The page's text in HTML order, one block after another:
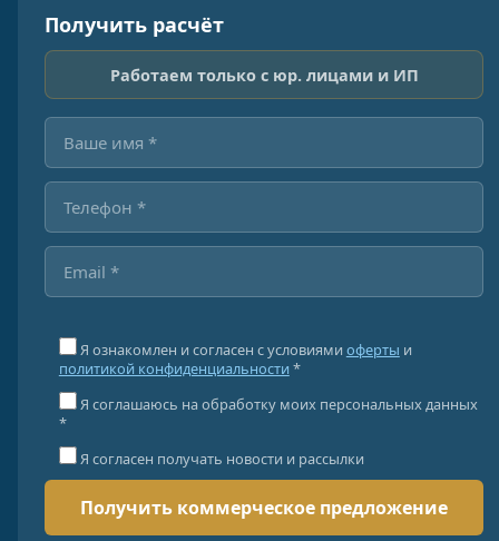
Получить расчёт
Работаем только с юр. лицами и ИП
Я ознакомлен и согласен с условиями оферты и
политикой конфиденциальности *
Я соглашаюсь на обработку моих персональных данных
*
Я согласен получать новости и рассылки